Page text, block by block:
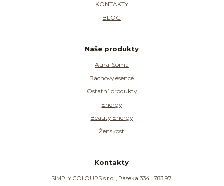
KONTAKTY
BLOG
Naše produkty
Aura-Soma
Bachovy esence
Ostatní produkty
Energy
Beauty Energy
Ženskost
Kontakty
SIMPLY COLOURS s.r.o. , Paseka 334 , 783 97